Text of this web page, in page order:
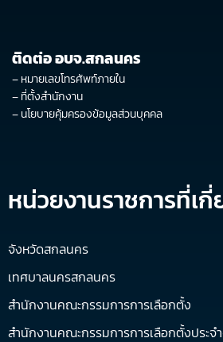
ติดต่อ อบจ.สกลนคร
–หมายเลขโทรศัพท์ภายใน
–ที่ตั้งสำนักงาน
–นโยบายคุ้มครองข้อมูลส่วนบุคคล
หน่วยงานราชการที่เ
จังหวัดสกลนคร
เทศบาลนครสกลนคร
สำนักงานคณะกรรมการการเลือกตั้ง
สำนักงานคณะกรรมการการเลือกตั้งประ